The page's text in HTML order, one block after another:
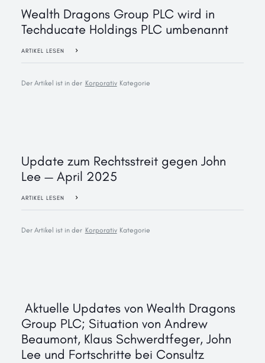
Wealth Dragons Group PLC wird in
Techducate Holdings PLC umbenannt
ARTIKEL LESEN
Der Artikel ist in der Korporativ Kategorie
Update zum Rechtsstreit gegen John
Lee — April 2025
ARTIKEL LESEN
Der Artikel ist in der Korporativ Kategorie
‍ Aktuelle Updates von Wealth Dragons
Group PLC; Situation von Andrew
Beaumont, Klaus Schwerdtfeger, John
Lee und Fortschritte bei Consultz